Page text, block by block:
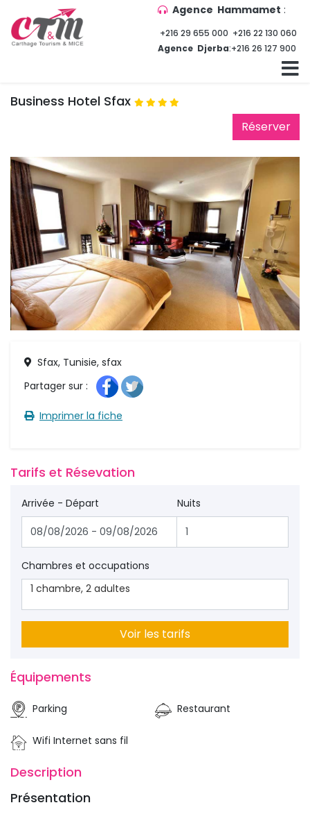
Agence Hammamet :
+216 29 655 000 +216 22 130 060
Agence Djerba:+216 26 127 900
Business Hotel Sfax
Réserver
Sfax, Tunisie, sfax
Partager sur :
Imprimer la fiche
Tarifs et Résevation
Arrivée - Départ Nuits
Chambres et occupations
1 chambre, 2 adultes
Voir les tarifs
Équipements
Parking Restaurant
Wifi Internet sans fil
Description
Présentation